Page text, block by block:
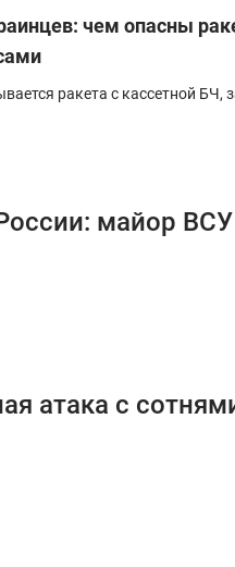
чем опасны
ракета с кассетной БЧ,
майор
атака с